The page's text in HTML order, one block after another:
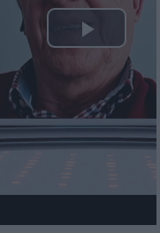
Play
Video